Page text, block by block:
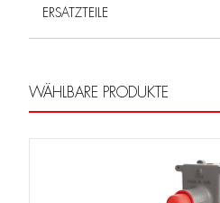
ERSATZTEILE
WÄHLBARE PRODUKTE